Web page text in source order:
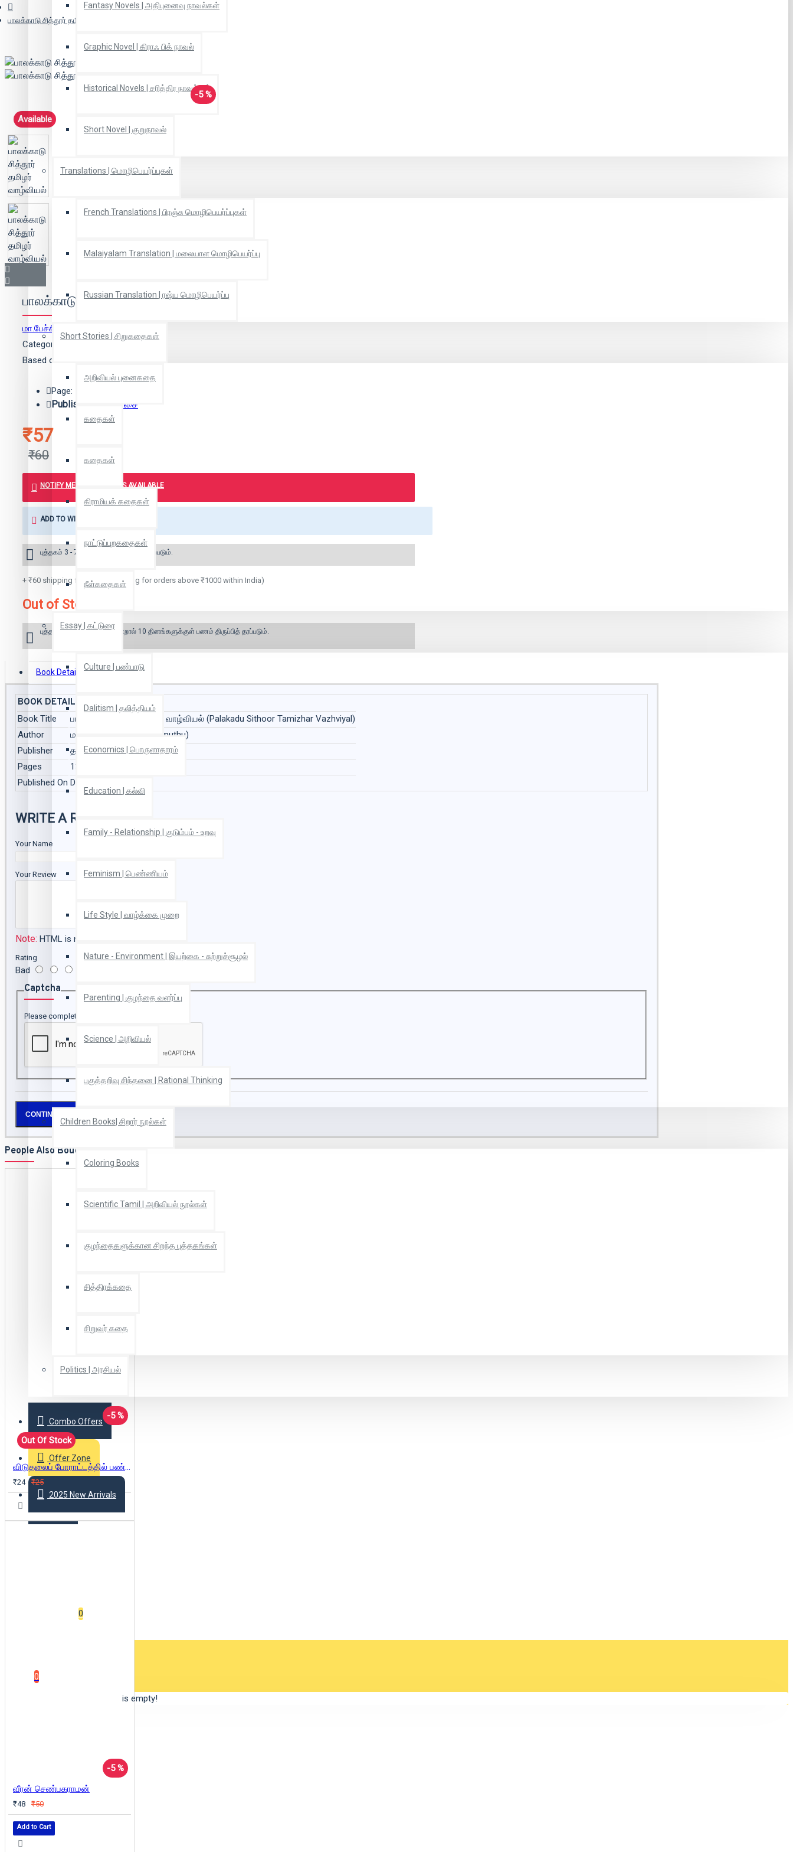
Fantasy Novels | அதிபுனைவு நாவல்கள்
Graphic Novel | கிராஃ பிக் நாவல்
Historical Novels | சரித்திர நாவல்கள்
Short Novel | குறுநாவல்
Translations | மொழிபெயர்ப்புகள்
French Translations | பிரஞ்சு மொழிபெயர்ப்புகள்
Malaiyalam Translation | மலையாள மொழிபெயர்ப்பு
Russian Translation | ரஷ்ய மொழிபெயர்ப்பு
Short Stories | சிறுகதைகள்
அறிவியல் புனைகதை
கதைகள்
கதைகள்
கிராமியக் கதைகள்
நாட்டுப்புறகதைகள்
நீள்கதைகள்
Essay | கட்டுரை
Culture | பண்பாடு
Dalitism | தலித்தியம்
Economics | பொருளாதாரம்
Education | கல்வி
Family - Relationship | குடும்பம் - உறவு
Feminism | பெண்ணியம்
Life Style | வாழ்க்கை முறை
Nature - Environment | இயற்கை - சுற்றுச்சூழல்
Parenting | குழந்தை வளர்ப்பு
Science | அறிவியல்
பகுத்தறிவு சிந்தனை | Rational Thinking
Children Books| சிறார் நூல்கள்
Coloring Books
Scientific Tamil | அறிவியல் நூல்கள்
குழந்தைகளுக்கான சிறந்த புத்தகங்கள்
சித்திரக்கதை
சிறுவர் கதை
Politics | அரசியல்
Combo Offers
Offer Zone
2025 New Arrivals
0
0
Your shopping cart is empty!
பாலக்காடு சித்தூர் தமிழர் வாழ்வியல்
-5 %
Available
பாலக்காடு சித்தூர் தமிழர் வாழ்வியல்
மா.பேச்சிமுத்து
Categories:
History | வரலாறு
Based on 0 reviews.
₹57
₹60
Page: 136
Publisher: தமிழோசை
NOTIFY ME WHEN BOOK IS AVAILABLE
ADD TO WISH LIST
புத்தகம் 3 - 7 நாட்களில் அனுப்பி வைக்கப்படும்.
+ ₹60 shipping fee* (Free shipping for orders above ₹1000 within India)
Out of Stock
புத்தகம் இருப்பில் இல்லை என்றால் 10 தினங்களுக்குள் பணம் திருப்பித் தரப்படும்.
Book Details Reviews
BOOK DETAILS
Book Title
பாலக்காடு சித்தூர் தமிழர் வாழ்வியல் (Palakadu Sithoor Tamizhar Vazhviyal)
Author
மா.பேச்சிமுத்து (M.Pechimuthu)
Publisher
தமிழோசை (Tamizhosai)
Pages
136
Published On Dec 2009
WRITE A REVIEW
Your Name
Your Review
Note: HTML is not translated!
Rating
Bad
Captcha
Please complete the captcha validation below
CONTINUE
People Also Bought
-5 %
Out Of Stock
விடுதலைப் போராட்டத்தில் பண்பாட்டின் பாத்திரம்
₹24 ₹25
-5 %
வீரன் செண்பகராமன்
₹48 ₹50
Add to Cart